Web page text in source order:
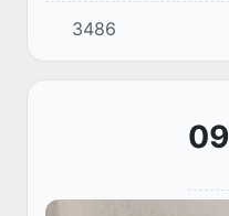
ривожлантириш
халқаро ҳамкорлик
3486
09